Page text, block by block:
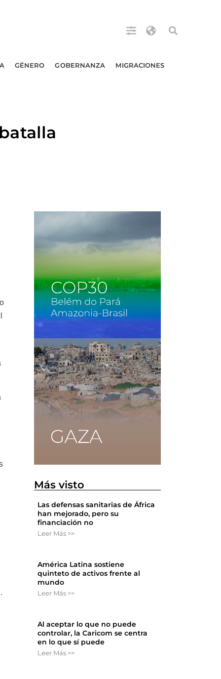
GÉNERO GOBERNANZA MIGRACIONES
Más visto
Las defensas sanitarias de África
han mejorado, pero su
financiación no
Leer Más >>
América Latina sostiene
quinteto de activos frente al
mundo
Leer Más >>
Al aceptar lo que no puede
controlar, la Caricom se centra
en lo que sí puede
Leer Más >>